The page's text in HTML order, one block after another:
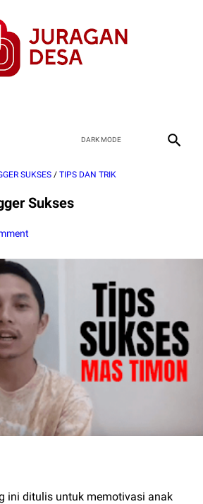
SUKSES / TIPS DAN TRIK
Sukses
ini ditulis untuk memotivasi anak